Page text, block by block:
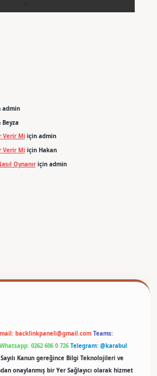
admin
Beyza
Verir Miiçin admin
Verir Miiçin Hakan
Oynanıriçin admin
backlinkpaneli@gmail.com Teams:
Whatsapp: 0262 606 0 726 Telegram: @karabul
Kanun gereğince Bilgi Teknolojileri ve
onaylanmış bir Yer Sağlayıcı olarak hizmet